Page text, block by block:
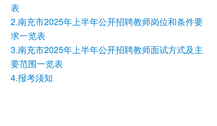
表
2.南充市2025年上半年公开招聘教师岗位和条件要
求一览表
3.南充市2025年上半年公开招聘教师面试方式及主
要范围一览表
4.报考须知